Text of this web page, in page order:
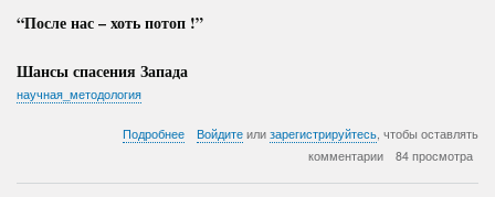
“После нас – хоть потоп !”
Шансы спасения Запада
научная_методология
Подробнее
Запад
Войдите или зарегистрируйтесь , чтобы оставлять
комментарии
84 просмотра